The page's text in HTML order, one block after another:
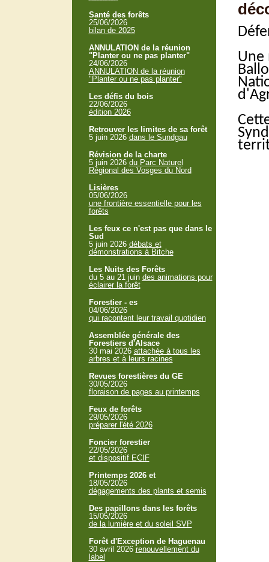
Une
Santé des forêts
25/06/2026
bilan de 2025
ANNULATION de la réunion
"Planter ou ne pas planter"
24/06/2026
ANNULATION de la réunion
"Planter ou ne pas planter"
Les défis du bois
22/06/2026
édition 2026
Retrouver les limites de sa forêt
5 juin 2026 dans le Sundgau
Révision de la charte
5 juin 2026 du Parc Naturel
Régional des Vosges du Nord
Lisières
05/06/2026
une frontière essentielle pour les
forêts
Les feux ce n'est pas que dans le
Sud
5 juin 2026 débats et
démonstrations à Bitche
Les Nuits des Forêts
du 5 au 21 juin des animations pour
éclairer la forêt
Forestier - es
04/06/2026
qui racontent leur travail quotidien
Assemblée générale des
Forestiers d'Alsace
30 mai 2026 attachée à tous les
arbres et à leurs racines
Revues forestières du GE
30/05/2026
floraison de pages au printemps
Feux de forêts
29/05/2026
préparer l'été 2026
Foncier forestier
22/05/2026
et dispositif ECIF
Printemps 2026 et
18/05/2026
dégagements des plants et semis
Des papillons dans les forêts
15/05/2026
de la lumière et du soleil SVP
Forêt d'Exception de Haguenau
30 avril 2026 renouvellement du
label